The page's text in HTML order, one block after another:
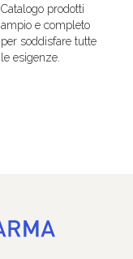
Catalogo prodotti
ampio e completo
per soddisfare tutte
le esigenze.